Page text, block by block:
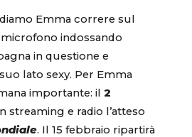
Emma correre sul
indossando
in questione e
lato sexy. Per Emma
importante: il 2
streaming e radio l’atteso
. Il 15 febbraio ripartirà